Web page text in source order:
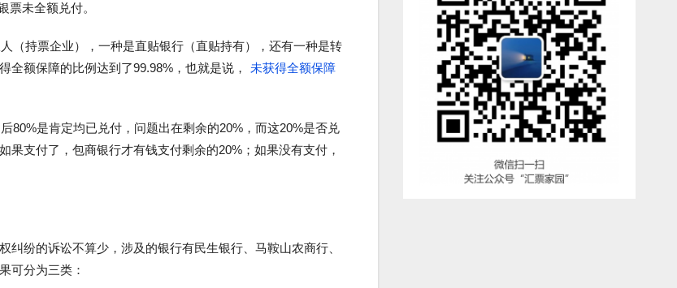
票未全额兑付。
（持票企业），一种是直贴银行（直贴持有），还有一种是转
全额保障的比例达到了99.98%，也就是说，
未获得全额保障
80%是肯定均已兑付，问题出在剩余的20%，而这20%是否兑
支付了，包商银行才有钱支付剩余的20%；如果没有支付，
纷的诉讼不算少，涉及的银行有民生银行、马鞍山农商行、
可分为三类：